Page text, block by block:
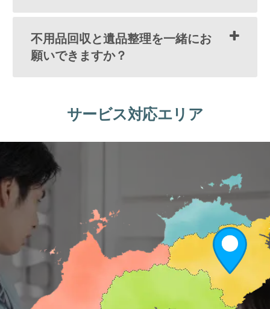
不用品回収と遺品整理を一緒にお
願いできますか？
サービス対応エリア